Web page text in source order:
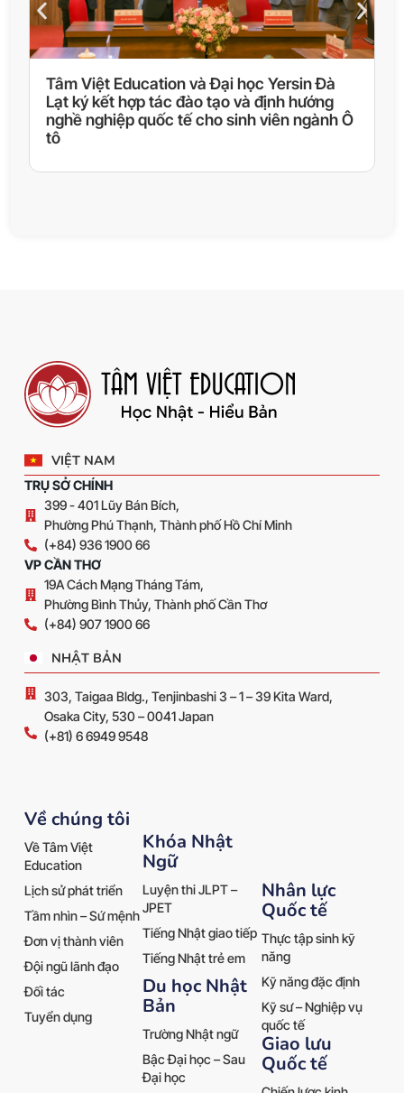
Tâm Việt Education và Đại học Yersin Đà
Lạt ký kết hợp tác đào tạo và định hướng
nghề nghiệp quốc tế cho sinh viên ngành Ô
tô
VIỆT NAM
TRỤ SỞ CHÍNH
399 - 401 Lũy Bán Bích,
Phường Phú Thạnh, Thành phố Hồ Chí Minh
(+84) 936 1900 66
VP CẦN THƠ
19A Cách Mạng Tháng Tám,
Phường Bình Thủy, Thành phố Cần Thơ
(+84) 907 1900 66
NHẬT BẢN
303, Taigaa Bldg., Tenjinbashi 3 – 1 – 39 Kita Ward,
Osaka City, 530 – 0041 Japan
(+81) 6 6949 9548
Về chúng tôi
Về Tâm Việt
Education
Lịch sử phát triển
Tầm nhìn – Sứ mệnh
Đơn vị thành viên
Đội ngũ lãnh đạo
Đối tác
Tuyển dụng
Khóa Nhật
Ngữ
Luyện thi JLPT –
JPET
Tiếng Nhật giao tiếp
Tiếng Nhật trẻ em
Du học Nhật
Bản
Trường Nhật ngữ
Bậc Đại học – Sau
Đại học
Nhân lực
Quốc tế
Thực tập sinh kỹ
năng
Kỹ năng đặc định
Kỹ sư – Nghiệp vụ
quốc tế
Giao lưu
Quốc tế